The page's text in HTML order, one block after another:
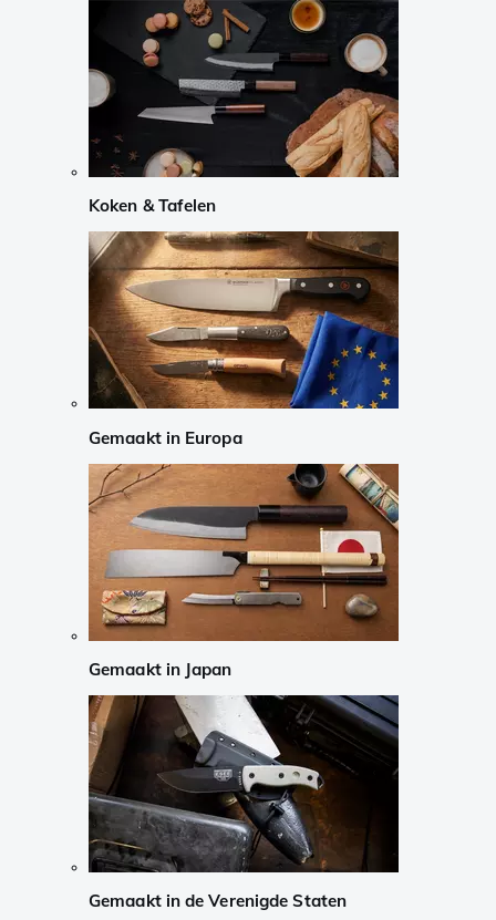
Koken & Tafelen
Gemaakt in Europa
Gemaakt in Japan
Gemaakt in de Verenigde Staten